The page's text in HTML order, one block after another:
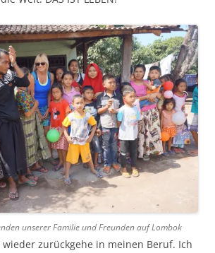
unserer Familie und Freunden auf Lombok
zurückgehe in meinen Beruf. Ich